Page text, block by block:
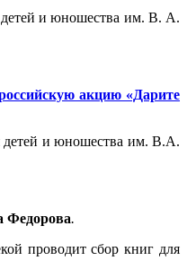
детей и юношества им. В. А.
акцию «Дарите
детей и юношества им. В.А.
Федорова.
проводит сбор книг для